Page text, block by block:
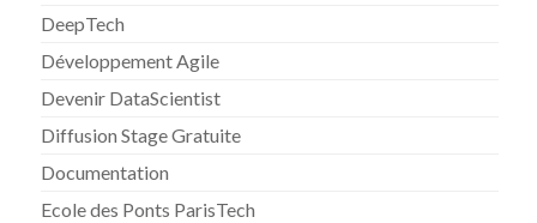
DeepTech
Développement Agile
Devenir DataScientist
Diffusion Stage Gratuite
Documentation
Ecole des Ponts ParisTech